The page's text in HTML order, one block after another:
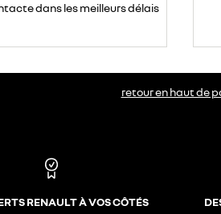
dans les meilleurs délais
retour en haut de
RENAULT À VOS CÔTÉS